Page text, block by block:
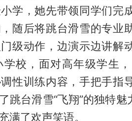
学，她先带领同学们完
随后将跳台滑雪的专业
级动作，边演示边讲解
学校，面对高年级学生
性训练内容，手把手指
跳台滑雪“飞翔”的独特
满了欢声笑语。